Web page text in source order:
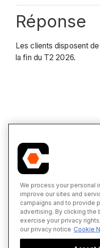
Réponse
Les clients disposent
la fin du T2 2026.
We process your personal
improve our sites and
campaigns and to provide
advertising. By clicking the
exercise your privacy
our privacy notice Cookie